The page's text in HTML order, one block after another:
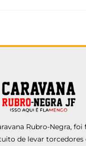
Rubro-Negra,
de levar torcedores